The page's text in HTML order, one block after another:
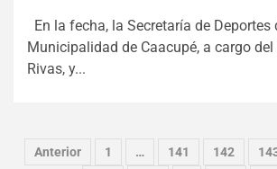
En la fecha, la Secretaría de Deportes
Municipalidad de Caacupé, a cargo del
Rivas, y...
Paginación
Anterior 1 … 141 142